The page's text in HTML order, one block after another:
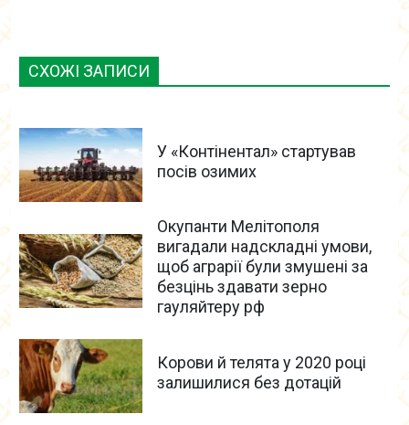
СХОЖІ ЗАПИСИ
У «Контінентал» стартував
посів озимих
Окупанти Мелітополя
вигадали надскладні умови,
щоб аграрії були змушені за
безцінь здавати зерно
гауляйтеру рф
Корови й телята у 2020 році
залишилися без дотацій